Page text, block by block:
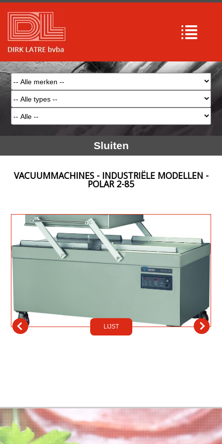
Sluiten
VACUUMMACHINES - INDUSTRIËLE MODELLEN -
POLAR 2-85
LIJST